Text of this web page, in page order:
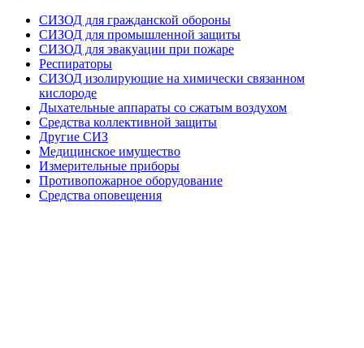
СИЗОД для гражданской обороны
СИЗОД для промышленной защиты
СИЗОД для эвакуации при пожаре
Респираторы
СИЗОД изолирующие на химически связанном
кислороде
Дыхательные аппараты со сжатым воздухом
Средства коллективной защиты
Другие СИЗ
Медицинское имущество
Измерительные приборы
Противопожарное оборудование
Средства оповещения